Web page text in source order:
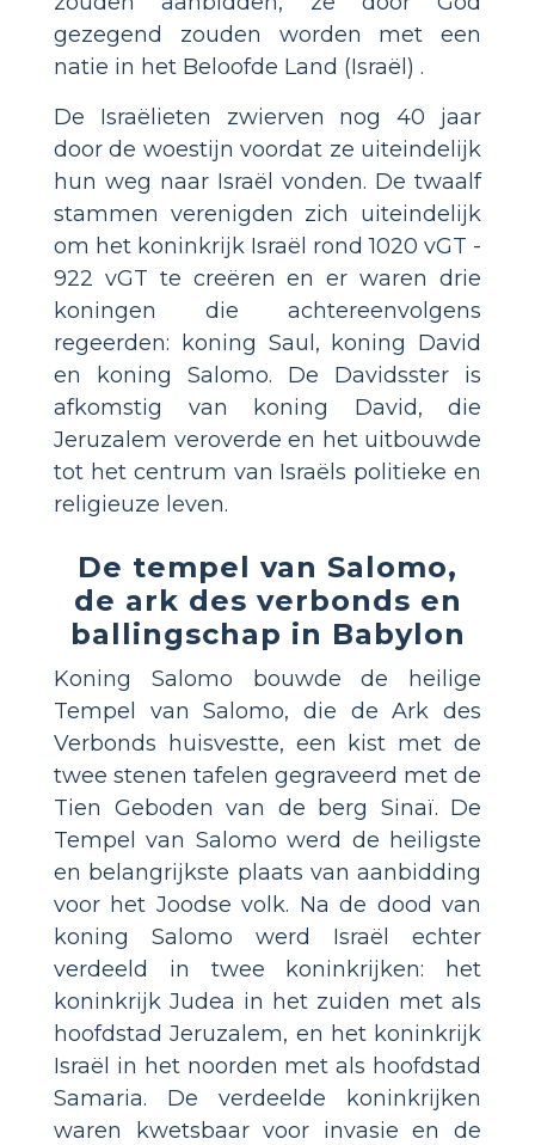
gezegend zouden worden met een
natie in het Beloofde Land (Israël) .
De Israëlieten zwierven nog 40 jaar
door de woestijn voordat ze uiteindelijk
hun weg naar Israël vonden. De twaalf
stammen verenigden zich uiteindelijk
om het koninkrijk Israël rond 1020 vGT -
922 vGT te creëren en er waren drie
koningen die achtereenvolgens
regeerden: koning Saul, koning David
en koning Salomo. De Davidsster is
afkomstig van koning David, die
Jeruzalem veroverde en het uitbouwde
tot het centrum van Israëls politieke en
religieuze leven.
De tempel van Salomo,
de ark des verbonds en
ballingschap in Babylon
Koning Salomo bouwde de heilige
Tempel van Salomo, die de Ark des
Verbonds huisvestte, een kist met de
twee stenen tafelen gegraveerd met de
Tien Geboden van de berg Sinaï. De
Tempel van Salomo werd de heiligste
en belangrijkste plaats van aanbidding
voor het Joodse volk. Na de dood van
koning Salomo werd Israël echter
verdeeld in twee koninkrijken: het
koninkrijk Judea in het zuiden met als
hoofdstad Jeruzalem, en het koninkrijk
Israël in het noorden met als hoofdstad
Samaria. De verdeelde koninkrijken
waren kwetsbaar voor invasie en de